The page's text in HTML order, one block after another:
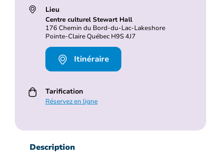
Lieu
Centre culturel Stewart Hall
176 Chemin du Bord-du-Lac-Lakeshore
Pointe-Claire Québec H9S 4J7
Itinéraire
Tarification
Réservez en ligne
Description